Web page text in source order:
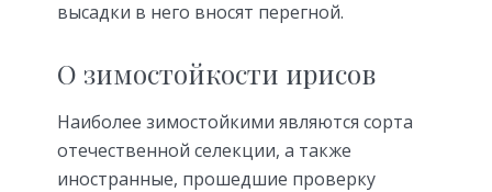
высадки в него вносят перегной.
О зимостойкости ирисов
Наиболее зимостойкими являются сорта
отечественной селекции, а также
иностранные, прошедшие проверку